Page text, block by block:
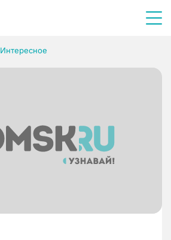
Интересное